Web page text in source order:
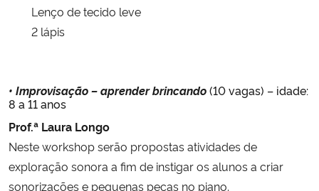
Lenço de tecido leve
2 lápis
• Improvisação – aprender brincando(10 vagas) – idade:
8 a 11 anos
Prof.ª Laura Longo
Neste workshop serão propostas atividades de
exploração sonora a fim de instigar os alunos a criar
sonorizações e pequenas peças no piano.